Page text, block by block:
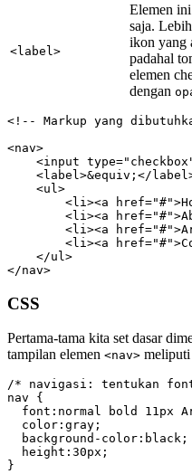
<label>
Elemen
saja.
ikon yang
padahal
elemen
dengan
<!-- Markup yang
<nav>
<input
<label>&equiv;</
    <ul>
<li><a
<li><a
<li><a
<li><a
    </ul>
</nav>
CSS
Pertama-tama kita set dasar
tampilan elemen <nav>
/* navigasi: tentukan
nav {
font:normal bold 11px
  color:gray;
  background-color:black;
  height:30px;
}